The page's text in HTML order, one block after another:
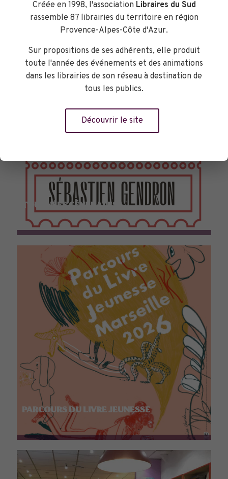
TOURNÉES GÉNÉRALES
PARCOURS DU LIVRE JEUNESSE
Créée en 1998, l'association Libraires du Sud
rassemble 87 librairies du territoire en région
Provence-Alpes-Côte d'Azur.
Sur propositions de ses adhérents, elle produit
toute l'année des événements et des animations
dans les librairies de son réseau à destination de
tous les publics.
Découvrir le site